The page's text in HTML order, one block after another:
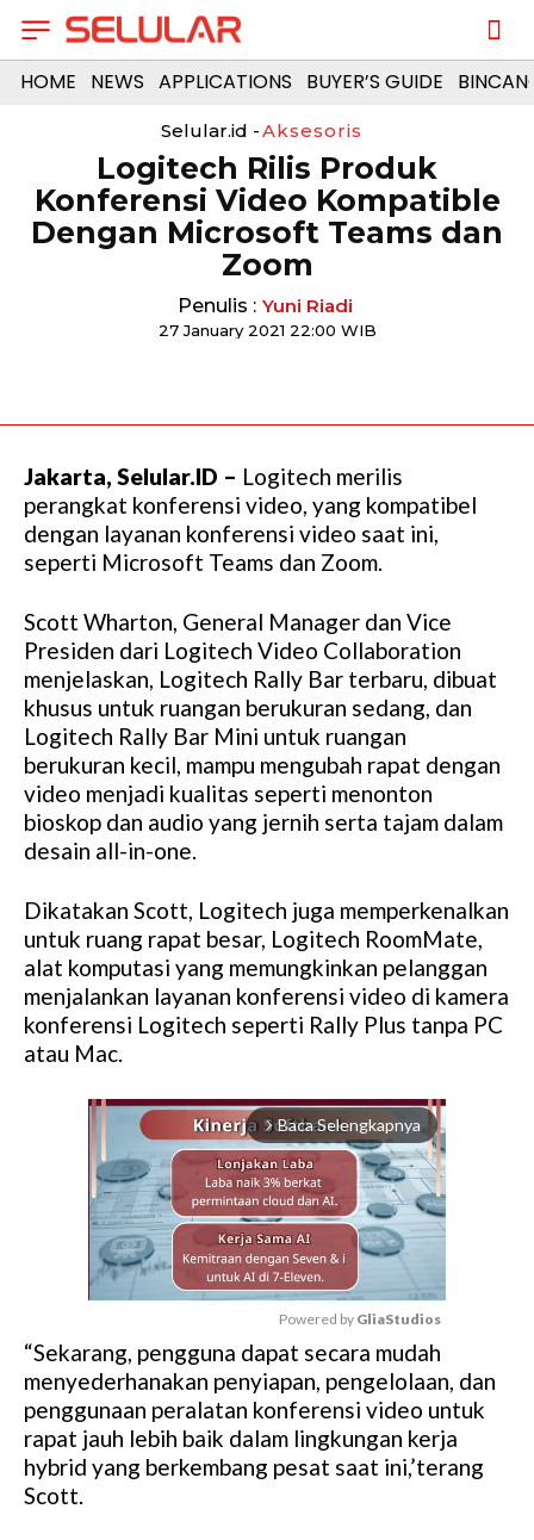
HOME NEWS APPLICATIONS BUYER’S GUIDE
Selular.id -Aksesoris
Logitech Rilis Produk
Konferensi Video Kompatible
Dengan Microsoft Teams dan
Zoom
Penulis : Yuni Riadi
27 January 2021 22:00 WIB
Jakarta, Selular.ID – Logitech merilis
perangkat konferensi video, yang kompatibel
dengan layanan konferensi video saat ini,
seperti Microsoft Teams dan Zoom.
Scott Wharton, General Manager dan Vice
Presiden dari Logitech Video Collaboration
menjelaskan, Logitech Rally Bar terbaru, dibuat
khusus untuk ruangan berukuran sedang, dan
Logitech Rally Bar Mini untuk ruangan
berukuran kecil, mampu mengubah rapat dengan
video menjadi kualitas seperti menonton
bioskop dan audio yang jernih serta tajam dalam
desain all-in-one.
Dikatakan Scott, Logitech juga memperkenalkan
untuk ruang rapat besar, Logitech RoomMate,
alat komputasi yang memungkinkan pelanggan
menjalankan layanan konferensi video di kamera
konferensi Logitech seperti Rally Plus tanpa PC
atau Mac.
arrow_forward_ios Baca Selengkapnya
M
u
t
e
Powered by GliaStudios
“Sekarang, pengguna dapat secara mudah
menyederhanakan penyiapan, pengelolaan, dan
penggunaan peralatan konferensi video untuk
rapat jauh lebih baik dalam lingkungan kerja
hybrid yang berkembang pesat saat ini,’terang
Scott.